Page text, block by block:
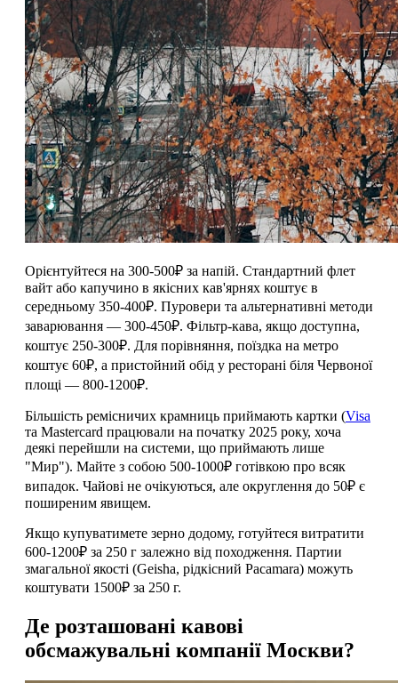
Орієнтуйтеся на 300-500₽ за напій. Стандартний флет
вайт або капучино в якісних кав'ярнях коштує в
середньому 350-400₽. Пуровери та альтернативні методи
заварювання — 300-450₽. Фільтр-кава, якщо доступна,
коштує 250-300₽. Для порівняння, поїздка на метро
коштує 60₽, а пристойний обід у ресторані біля Червоної
площі — 800-1200₽.
Більшість ремісничих крамниць приймають картки (Visa
та Mastercard працювали на початку 2025 року, хоча
деякі перейшли на системи, що приймають лише
"Мир"). Майте з собою 500-1000₽ готівкою про всяк
випадок. Чайові не очікуються, але округлення до 50₽ є
поширеним явищем.
Якщо купуватимете зерно додому, готуйтеся витратити
600-1200₽ за 250 г залежно від походження. Партии
змагальної якості (Geisha, рідкісний Pacamara) можуть
коштувати 1500₽ за 250 г.
Де розташовані кавові
обсмажувальні компанії Москви?